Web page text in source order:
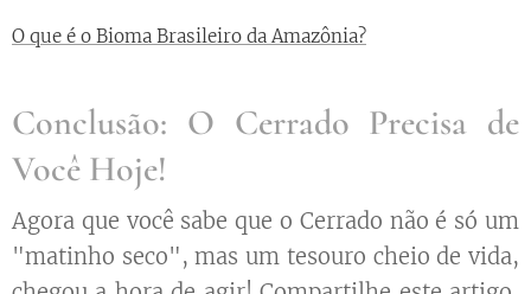
O que é o Bioma Brasileiro da Amazônia?
Conclusão: O Cerrado Precisa de
Você Hoje!
Agora que você sabe que o Cerrado não é só um
"matinho seco", mas um tesouro cheio de vida,